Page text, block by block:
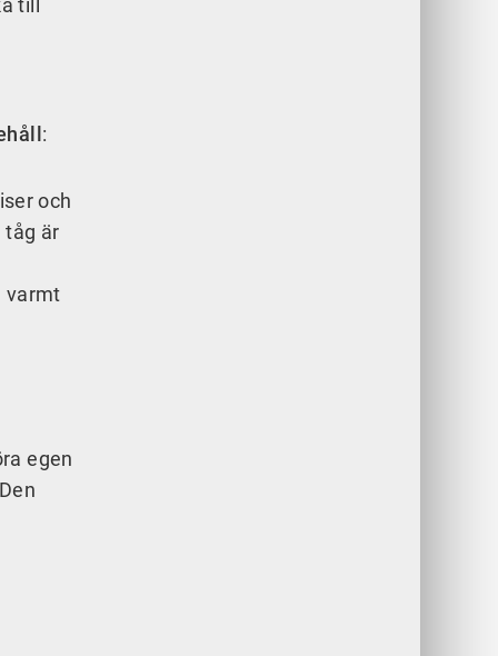
:
och
tåg är
varmt
egen